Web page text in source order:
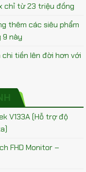
chỉ từ 23 triệu đồng
thêm các siêu phẩm
9 này
chi tiền lên đời hơn với
V133A (Hỗ trợ độ
FHD Monitor –